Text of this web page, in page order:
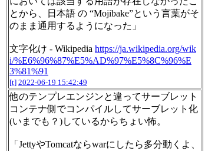
とから、日本語 の “Mojibake”という言葉がそ
のまま通用するようになった」
文字化け - Wikipedia https://ja.wikipedia.org/wik
i/%E6%96%87%E5%AD%97%E5%8C%96%E
3%81%91
[t] 2022-06-19 15:42:49
他のテンプレエンジンと違ってサーブレット
コンテナ側でコンパイルしてサーブレット化
(いまでも？)しているからちょい怖。
「JettyやTomcatならwarにしたら多分動くよ、